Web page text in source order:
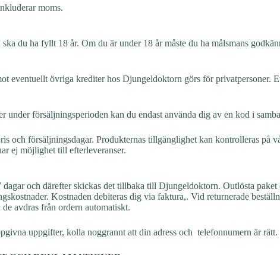
moms.
du ha fyllt 18 år. Om du är under 18 år måste du ha målsmans
eventuellt övriga krediter hos Djungeldoktorn görs för privatpersoner.
under försäljningsperioden kan du endast använda dig av en kod i
och försäljningsdagar. Produkternas tillgänglighet kan kontrolleras
ej möjlighet till efterleveranser.
och därefter skickas det tillbaka till Djungeldoktorn. Outlösta
Kostnaden debiteras dig via faktura,. Vid returnerade
avdras från ordern automatiskt.
uppgifter, kolla noggrannt att din adress och telefonnumern är rätt.